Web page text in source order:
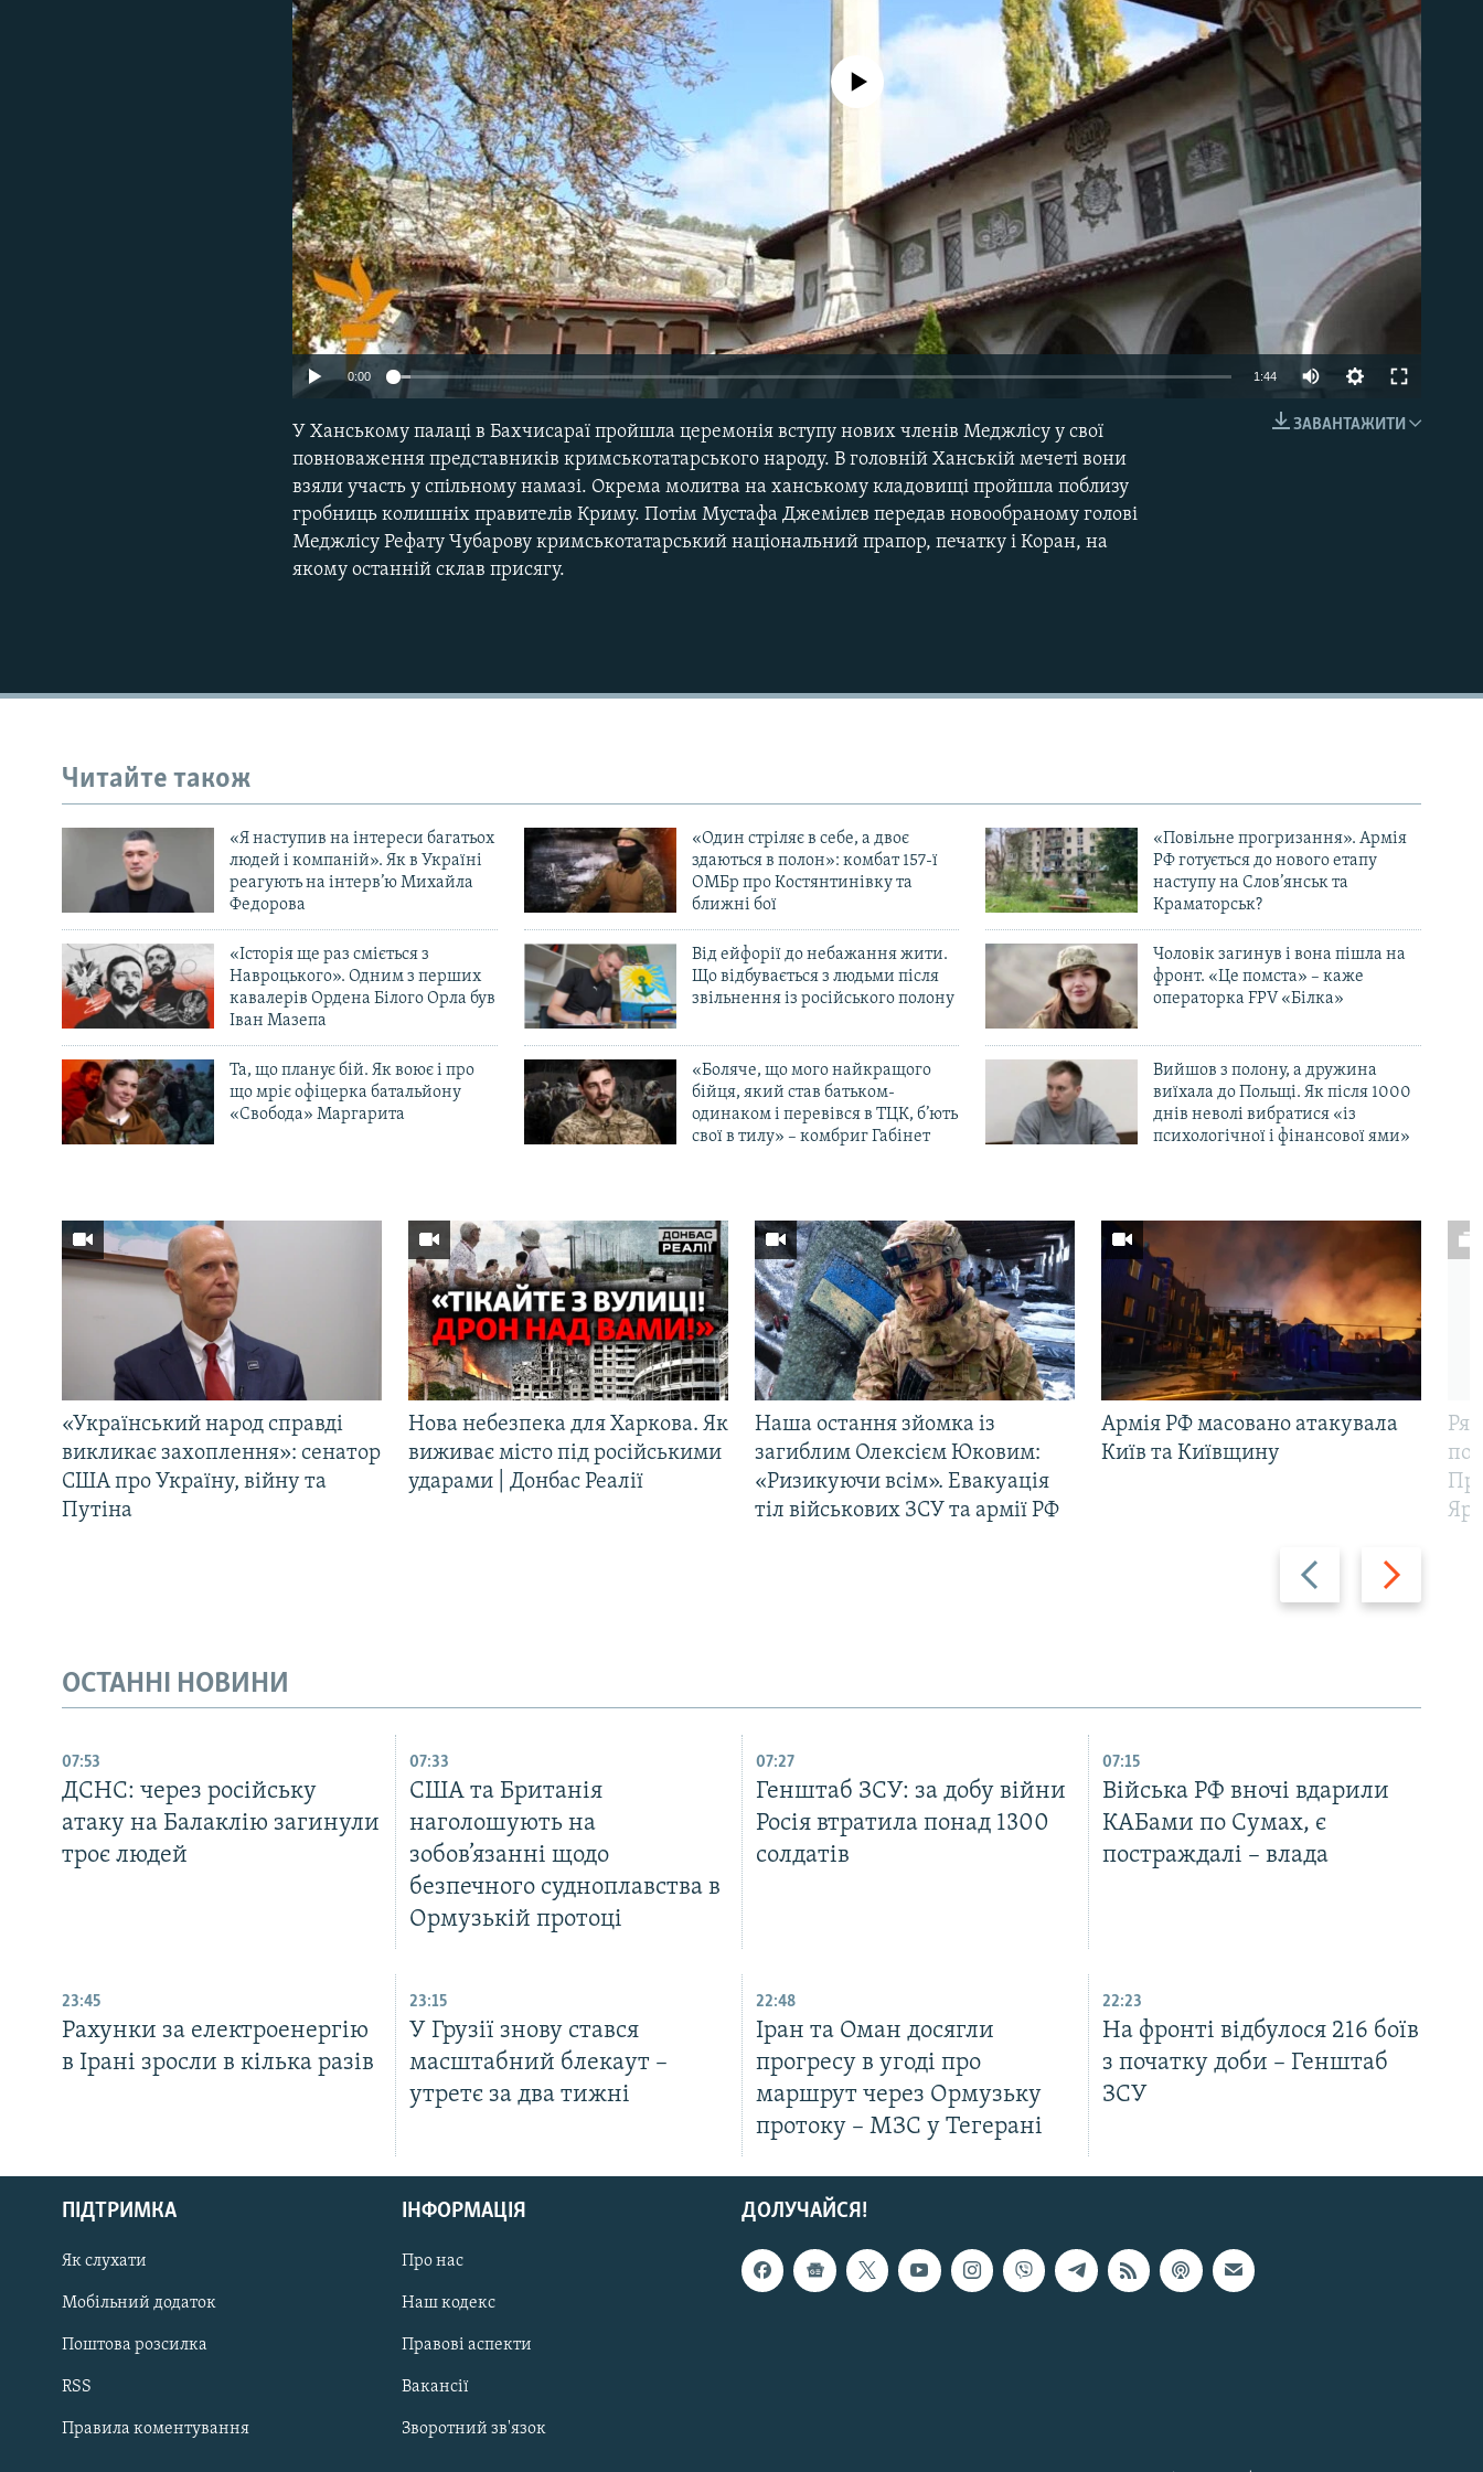
РУС
ДОЛУЧАЙСЯ!
No media source currently available
0:00 1:44
ЗАВАНТАЖИТИ
У Ханському палаці в Бахчисараї пройшла церемонія вступу нових членів Меджлісу у свої
повноваження представників кримськотатарського народу. В головній Ханській мечеті вони
взяли участь у спільному намазі. Окрема молитва на ханському кладовищі пройшла поблизу
гробниць колишніх правителів Криму. Потім Мустафа Джемілєв передав новообраному голові
Меджлісу Рефату Чубарову кримськотатарський національний прапор, печатку і Коран, на
якому останній склав присягу.
Читайте також
«Я наступив на інтереси багатьох
людей і компаній». Як в Україні
реагують на інтерв’ю Михайла
Федорова
«Один стріляє в себе, а двоє
здаються в полон»: комбат 157-ї
ОМБр про Костянтинівку та
ближні бої
«Повільне прогризання». Армія
РФ готується до нового етапу
наступу на Слов’янськ та
Краматорськ?
«Історія ще раз сміється з
Навроцького». Одним з перших
кавалерів Ордена Білого Орла був
Іван Мазепа
Від ейфорії до небажання жити.
Що відбувається з людьми після
звільнення із російського полону
Чоловік загинув і вона пішла на
фронт. «Це помста» – каже
операторка FPV «Білка»
Та, що планує бій. Як воює і про
що мріє офіцерка батальйону
«Свобода» Маргарита
«Боляче, що мого найкращого
бійця, який став батьком-
одинаком і перевівся в ТЦК, б’ють
свої в тилу» – комбриг Габінет
Вийшов з полону, а дружина
виїхала до Польщі. Як після 1000
днів неволі вибратися «із
психологічної і фінансової ями»
Назад Вперед
«Український народ справді
викликає захоплення»: сенатор
США про Україну, війну та
Путіна
Нова небезпека для Харкова. Як
виживає місто під російськими
ударами | Донбас Реалії
Наша остання зйомка із
загиблим Олексієм Юковим:
«Ризикуючи всім». Евакуація
тіл військових ЗСУ та армії РФ
Армія РФ масовано атакувала
Київ та Київщину
ОСТАННІ НОВИНИ
07:53
ДСНС: через російську
атаку на Балаклію загинули
троє людей
07:33
США та Британія
наголошують на
зобов’язанні щодо
безпечного судноплавства в
Ормузькій протоці
07:27
Генштаб ЗСУ: за добу війни
Росія втратила понад 1300
солдатів
07:15
Війська РФ вночі вдарили
КАБами по Сумах, є
постраждалі – влада
23:45
Рахунки за електроенергію
в Ірані зросли в кілька разів
23:15
У Грузії знову стався
масштабний блекаут –
утретє за два тижні
22:48
Іран та Оман досягли
прогресу в угоді про
маршрут через Ормузьку
протоку – МЗС у Тегерані
22:23
На фронті відбулося 216 боїв
з початку доби – Генштаб
ЗСУ
ДОЛУЧАЙСЯ!
ПІДТРИМКА
Як слухати
Мобільний додаток
Поштова розсилка
RSS
Правила коментування
ІНФОРМАЦІЯ
Про нас
Наш кодекс
Правові аспекти
Вакансії
Зворотний зв'язок